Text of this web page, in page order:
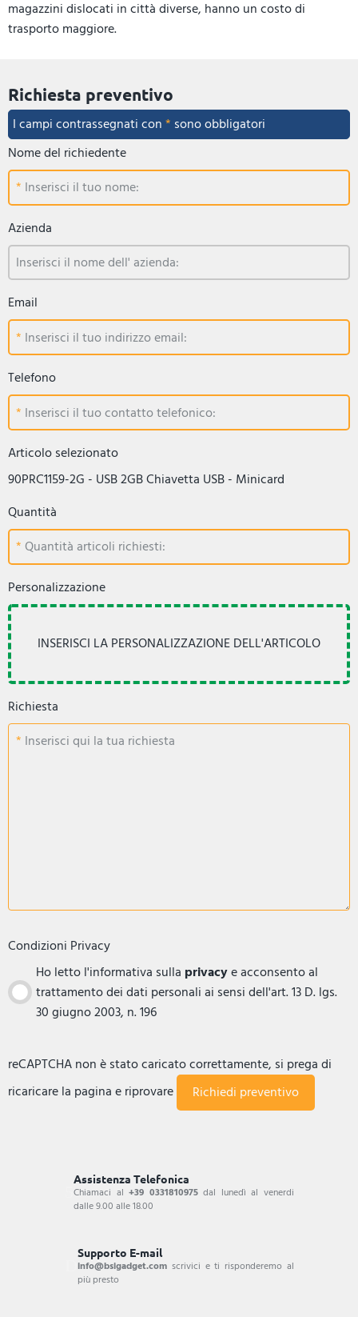
magazzini dislocati in città diverse, hanno un costo di
trasporto maggiore.
Richiesta preventivo
I campi contrassegnati con* sono obbligatori
Nome del richiedente
Inserisci il tuo nome:
Azienda
Inserisci il nome dell' azienda:
Email
Inserisci il tuo indirizzo email:
Telefono
Inserisci il tuo contatto telefonico:
Articolo selezionato
90PRC1159-2G - USB 2GB Chiavetta USB - Minicard
Quantità
Quantità articoli richiesti:
Personalizzazione
Richiesta
Inserisci qui la tua richiesta
Condizioni Privacy
Ho letto l'informativa sulla privacye acconsento al
trattamento dei dati personali ai sensi dell'art. 13 D. lgs.
30 giugno 2003, n. 196
reCAPTCHA non è stato caricato correttamente, si prega di
ricaricare la pagina e riprovare
Assistenza Telefonica
Chiamaci al+39 0331810975dal lunedì al venerdi
dalle 9.00 alle 18.00
Supporto E-mail
info@bsigadget.com scrivici e ti risponderemo al
più presto